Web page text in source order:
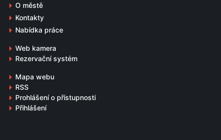
O městě
Kontakty
Nabídka práce
Web kamera
Rezervační systém
Mapa webu
RSS
Prohlášení o přístupnosti
Přihlášení